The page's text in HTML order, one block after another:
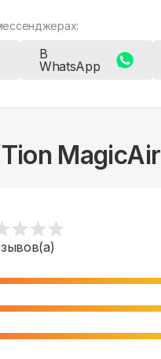
В
WhatsApp
Tion